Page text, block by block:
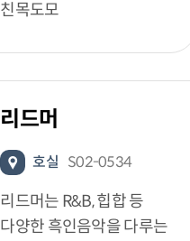
친목도모
리드머
호실 S02-0534
리드머는 R&B, 힙합 등
다양한 흑인음악을 다루는